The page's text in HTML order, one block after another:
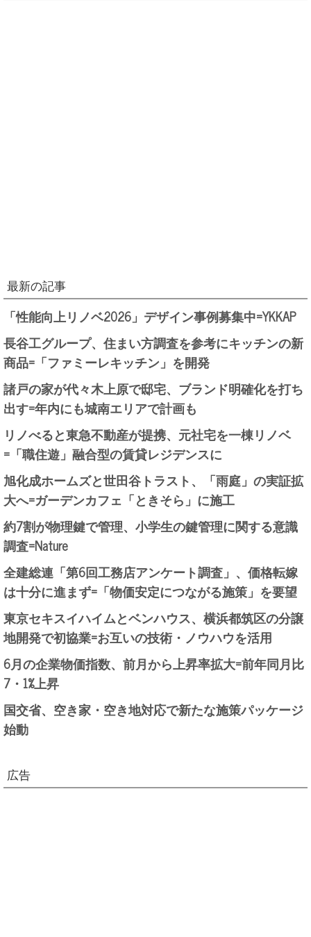
最新の記事
「性能向上リノベ2026」デザイン事例募集中=YKKAP
長谷工グループ、住まい方調査を参考にキッチンの新
商品=「ファミーレキッチン」を開発
諸戸の家が代々木上原で邸宅、ブランド明確化を打ち
出す=年内にも城南エリアで計画も
リノべると東急不動産が提携、元社宅を一棟リノベ
=「職住遊」融合型の賃貸レジデンスに
旭化成ホームズと世田谷トラスト、「雨庭」の実証拡
大へ=ガーデンカフェ「ときそら」に施工
約7割が物理鍵で管理、小学生の鍵管理に関する意識
調査=Nature
全建総連「第6回工務店アンケート調査」、価格転嫁
は十分に進まず=「物価安定につながる施策」を要望
東京セキスイハイムとベンハウス、横浜都筑区の分譲
地開発で初協業=お互いの技術・ノウハウを活用
6月の企業物価指数、前月から上昇率拡大=前年同月比
7・1%上昇
国交省、空き家・空き地対応で新たな施策パッケージ
始動
広告